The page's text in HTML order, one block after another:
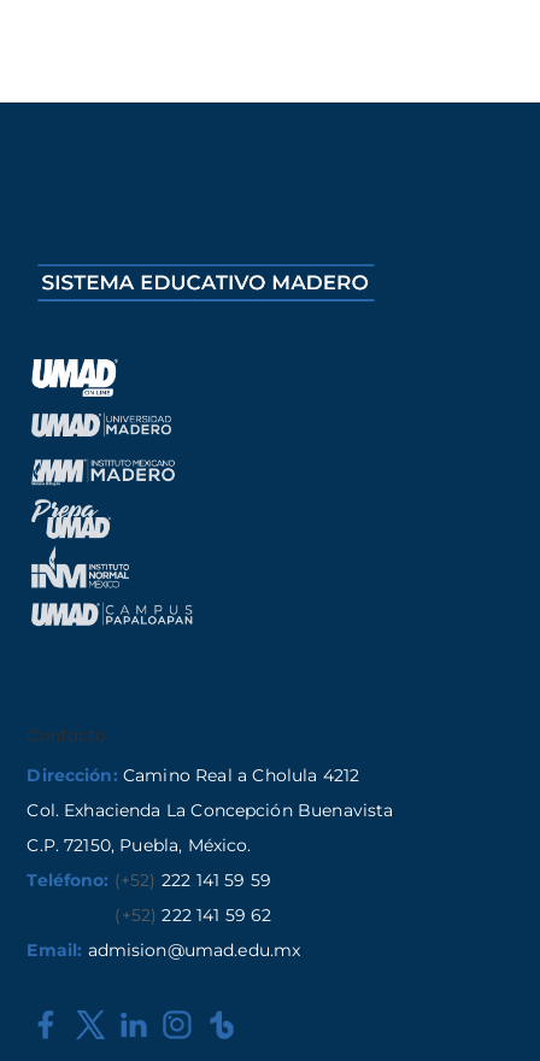
Contacto
Dirección: Camino Real a Cholula 4212
Col. Exhacienda La Concepción Buenavista
C.P. 72150, Puebla, México.
Teléfono: (+52) 222 141 59 59
(+52) 222 141 59 62
Email: admision@umad.edu.mx